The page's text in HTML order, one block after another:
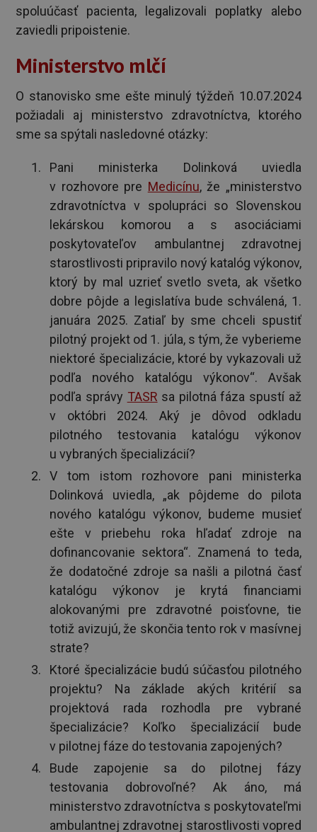
spoluúčasť pacienta, legalizovali poplatky alebo
zaviedli pripoistenie.
Ministerstvo mlčí
O stanovisko sme ešte minulý týždeň 10.07.2024
požiadali aj ministerstvo zdravotníctva, ktorého
sme sa spýtali nasledovné otázky:
Pani ministerka Dolinková uviedla
v rozhovore pre Medicínu, že „ministerstvo
zdravotníctva v spolupráci so Slovenskou
lekárskou komorou a s asociáciami
poskytovateľov ambulantnej zdravotnej
starostlivosti pripravilo nový katalóg výkonov,
ktorý by mal uzrieť svetlo sveta, ak všetko
dobre pôjde a legislatíva bude schválená, 1.
januára 2025. Zatiaľ by sme chceli spustiť
pilotný projekt od 1. júla, s tým, že vyberieme
niektoré špecializácie, ktoré by vykazovali už
podľa nového katalógu výkonov“. Avšak
podľa správy TASR sa pilotná fáza spustí až
v októbri 2024. Aký je dôvod odkladu
pilotného testovania katalógu výkonov
u vybraných špecializácií?
V tom istom rozhovore pani ministerka
Dolinková uviedla, „ak pôjdeme do pilota
nového katalógu výkonov, budeme musieť
ešte v priebehu roka hľadať zdroje na
dofinancovanie sektora“. Znamená to teda,
že dodatočné zdroje sa našli a pilotná časť
katalógu výkonov je krytá financiami
alokovanými pre zdravotné poisťovne, tie
totiž avizujú, že skončia tento rok v masívnej
strate?
Ktoré špecializácie budú súčasťou pilotného
projektu? Na základe akých kritérií sa
projektová rada rozhodla pre vybrané
špecializácie? Koľko špecializácií bude
v pilotnej fáze do testovania zapojených?
Bude zapojenie sa do pilotnej fázy
testovania dobrovoľné? Ak áno, má
ministerstvo zdravotníctva s poskytovateľmi
ambulantnej zdravotnej starostlivosti vopred